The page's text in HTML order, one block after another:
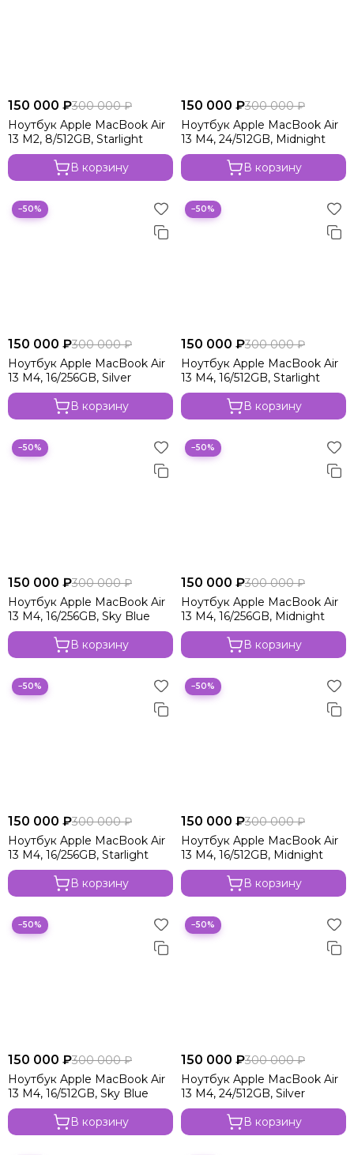
150 000 ₽300 000 ₽
Ноутбук Apple MacBook Air
13 M2, 8/512GB, Starlight
В корзину
150 000 ₽300 000 ₽
Ноутбук Apple MacBook Air
13 M4, 24/512GB, Midnight
В корзину
−50%
150 000 ₽300 000 ₽
Ноутбук Apple MacBook Air
13 M4, 16/256GB, Silver
В корзину
−50%
150 000 ₽300 000 ₽
Ноутбук Apple MacBook Air
13 M4, 16/512GB, Starlight
В корзину
−50%
150 000 ₽300 000 ₽
Ноутбук Apple MacBook Air
13 M4, 16/256GB, Sky Blue
В корзину
−50%
150 000 ₽300 000 ₽
Ноутбук Apple MacBook Air
13 M4, 16/256GB, Midnight
В корзину
−50%
150 000 ₽300 000 ₽
Ноутбук Apple MacBook Air
13 M4, 16/256GB, Starlight
В корзину
−50%
150 000 ₽300 000 ₽
Ноутбук Apple MacBook Air
13 M4, 16/512GB, Midnight
В корзину
−50%
150 000 ₽300 000 ₽
Ноутбук Apple MacBook Air
13 M4, 16/512GB, Sky Blue
В корзину
−50%
150 000 ₽300 000 ₽
Ноутбук Apple MacBook Air
13 M4, 24/512GB, Silver
В корзину